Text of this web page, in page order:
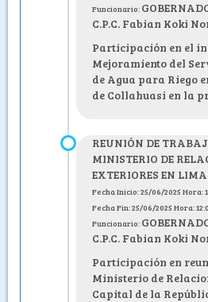
Funcionario:
C.P.C. Fabian Koki
Participación en el
Mejoramiento del
de Agua para Riego
de Collahuasi en la
REUNIÓN DE
MINISTERIO DE
EXTERIORES EN LIMA
Fecha Inicio: 25/06/2025 Hora:
Fecha Fin: 25/06/2025 Hora:
Funcionario:
C.P.C. Fabian Koki
Participación en
Ministerio de
Capital de la